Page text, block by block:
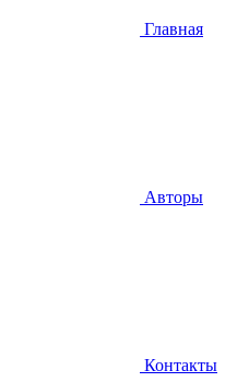
Главная
Авторы
Контакты